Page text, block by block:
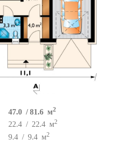
47.0 / 81.6 м2
22.4 / 22.4 м2
9.4 / 9.4 м2